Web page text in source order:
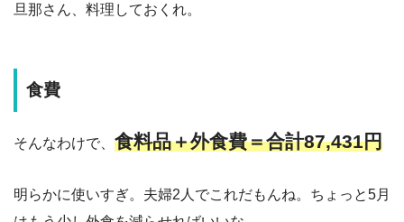
旦那さん、料理しておくれ。
食費
そんなわけで、 食料品＋外食費＝合計87,431円
明らかに使いすぎ。夫婦2人でこれだもんね。ちょっと5月